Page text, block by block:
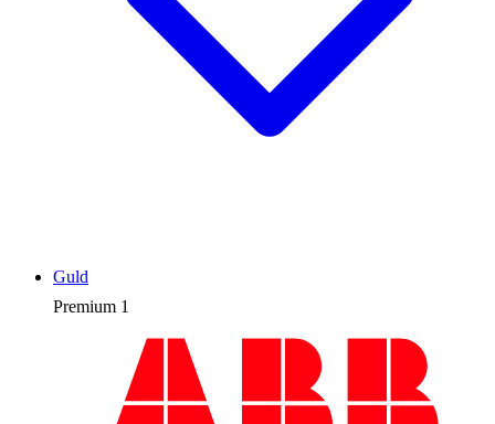
Premium 1
Guld